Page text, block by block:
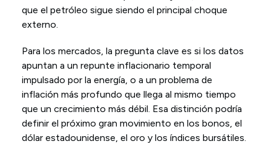
que el petróleo sigue siendo el principal choque
externo.
Para los mercados, la pregunta clave es si los datos
apuntan a un repunte inflacionario temporal
impulsado por la energía, o a un problema de
inflación más profundo que llega al mismo tiempo
que un crecimiento más débil. Esa distinción podría
definir el próximo gran movimiento en los bonos, el
dólar estadounidense, el oro y los índices bursátiles.